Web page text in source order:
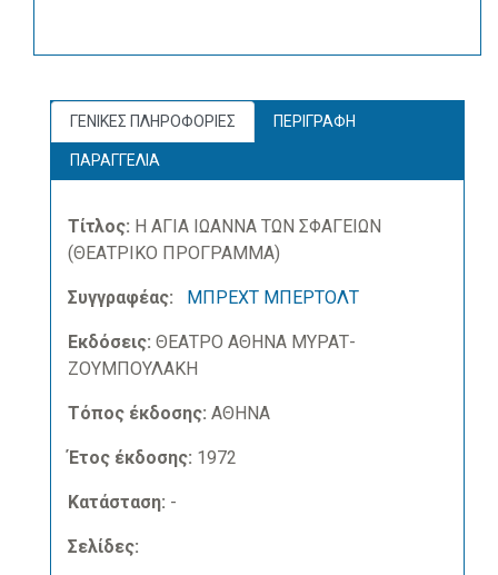
ΓΕΝΙΚΕΣ ΠΛΗΡΟΦΟΡΙΕΣ ΠΕΡΙΓΡΑΦΗ
ΠΑΡΑΓΓΕΛΙΑ
Τίτλος: Η ΑΓΙΑ ΙΩΑΝΝΑ ΤΩΝ ΣΦΑΓΕΙΩΝ
(ΘΕΑΤΡΙΚΟ ΠΡΟΓΡΑΜΜΑ)
Συγγραφέας: ΜΠΡΕΧΤ ΜΠΕΡΤΟΛΤ
Εκδόσεις: ΘΕΑΤΡΟ ΑΘΗΝΑ ΜΥΡΑΤ-
ΖΟΥΜΠΟΥΛΑΚΗ
Τόπος έκδοσης: ΑΘΗΝΑ
Έτος έκδοσης: 1972
Κατάσταση: -
Σελίδες: